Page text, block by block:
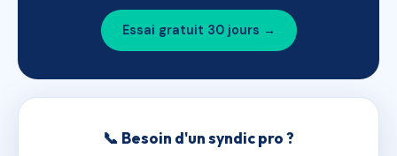
Essai gratuit 30 jours →
📞 Besoin d'un syndic pro ?